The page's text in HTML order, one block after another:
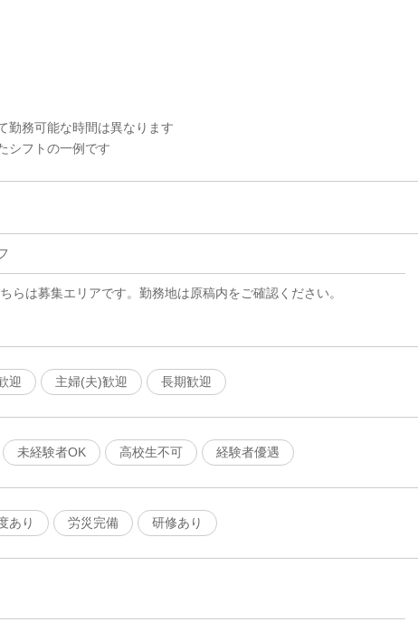
勤務可能な時間は異なります
シフトの一例です
らは募集エリアです。勤務地は原稿内をご確認ください。
迎 主婦(夫)歓迎 長期歓迎
未経験者OK 高校生不可 経験者優遇
あり 労災完備 研修あり